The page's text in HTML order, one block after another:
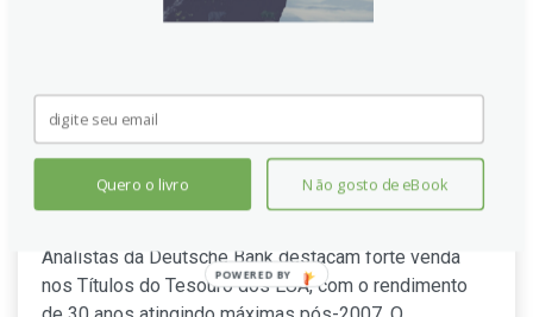
Títulos do Tesouro dos EUA:
rendimentos do longo prazo
atingem máximas pós-crise –
Deutsche Bank
Analistas da Deutsche Bank destacam forte venda
nos Títulos do Tesouro dos EUA, com o rendimento
Quero o livro Não gosto de eBook
POWERED BY